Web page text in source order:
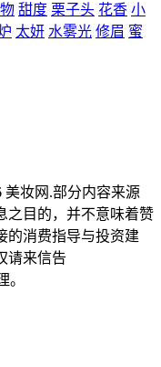
甜度 栗子头 花香 小
太妍 水雾光 修眉 蜜
美妆网 .部分内容来源
之目的，并不意味着赞
的消费指导与投资建
请来信告
。